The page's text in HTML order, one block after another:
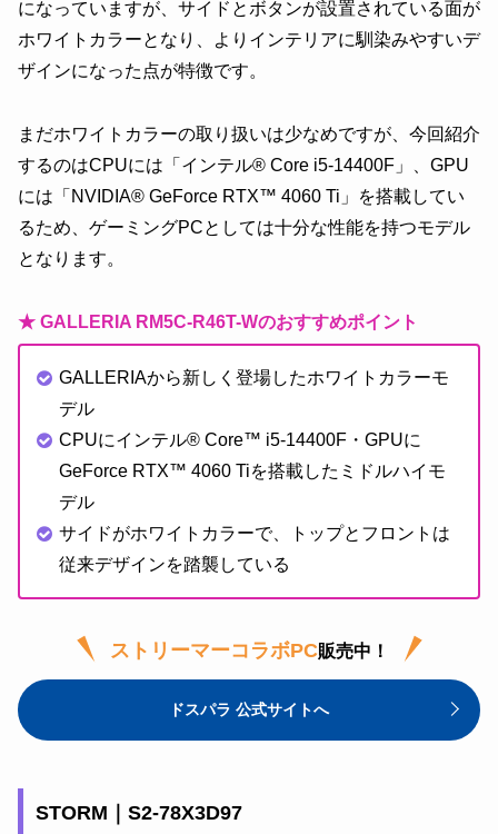
になっていますが、サイドとボタンが設置されている面が
ホワイトカラーとなり、よりインテリアに馴染みやすいデ
ザインになった点が特徴です。
まだホワイトカラーの取り扱いは少なめですが、今回紹介
するのはCPUには「インテル® Core i5-14400F」、GPU
には「NVIDIA® GeForce RTX™ 4060 Ti」を搭載してい
るため、ゲーミングPCとしては十分な性能を持つモデル
となります。
★ GALLERIA RM5C-R46T-Wのおすすめポイント
GALLERIAから新しく登場したホワイトカラーモ
デル
CPUにインテル® Core™ i5-14400F・GPUに
GeForce RTX™ 4060 Tiを搭載したミドルハイモ
デル
サイドがホワイトカラーで、トップとフロントは
従来デザインを踏襲している
ストリーマーコラボPC販売中！
ドスパラ 公式サイトへ
STORM｜S2-78X3D97